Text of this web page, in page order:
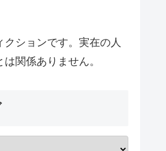
クションです。実在の人
関係ありません。